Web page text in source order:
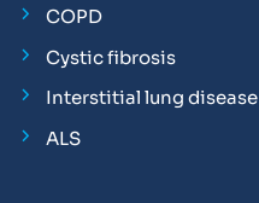
COPD
Cystic fibrosis
Interstitial lung disease
ALS